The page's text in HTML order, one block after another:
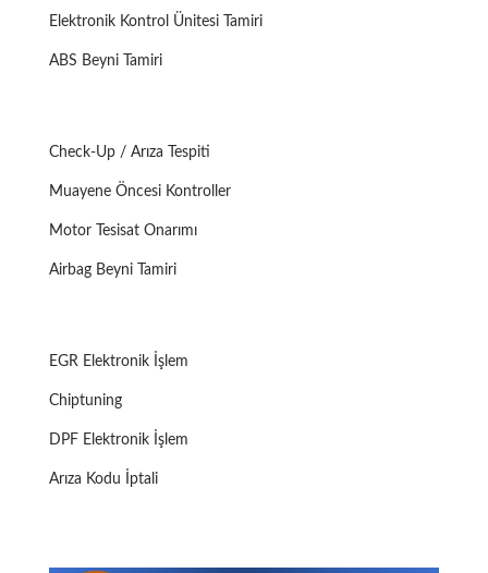
Elektronik Kontrol Ünitesi Tamiri
ABS Beyni Tamiri
Check-Up / Arıza Tespiti
Muayene Öncesi Kontroller
Motor Tesisat Onarımı
Airbag Beyni Tamiri
EGR Elektronik İşlem
Chiptuning
DPF Elektronik İşlem
Arıza Kodu İptali